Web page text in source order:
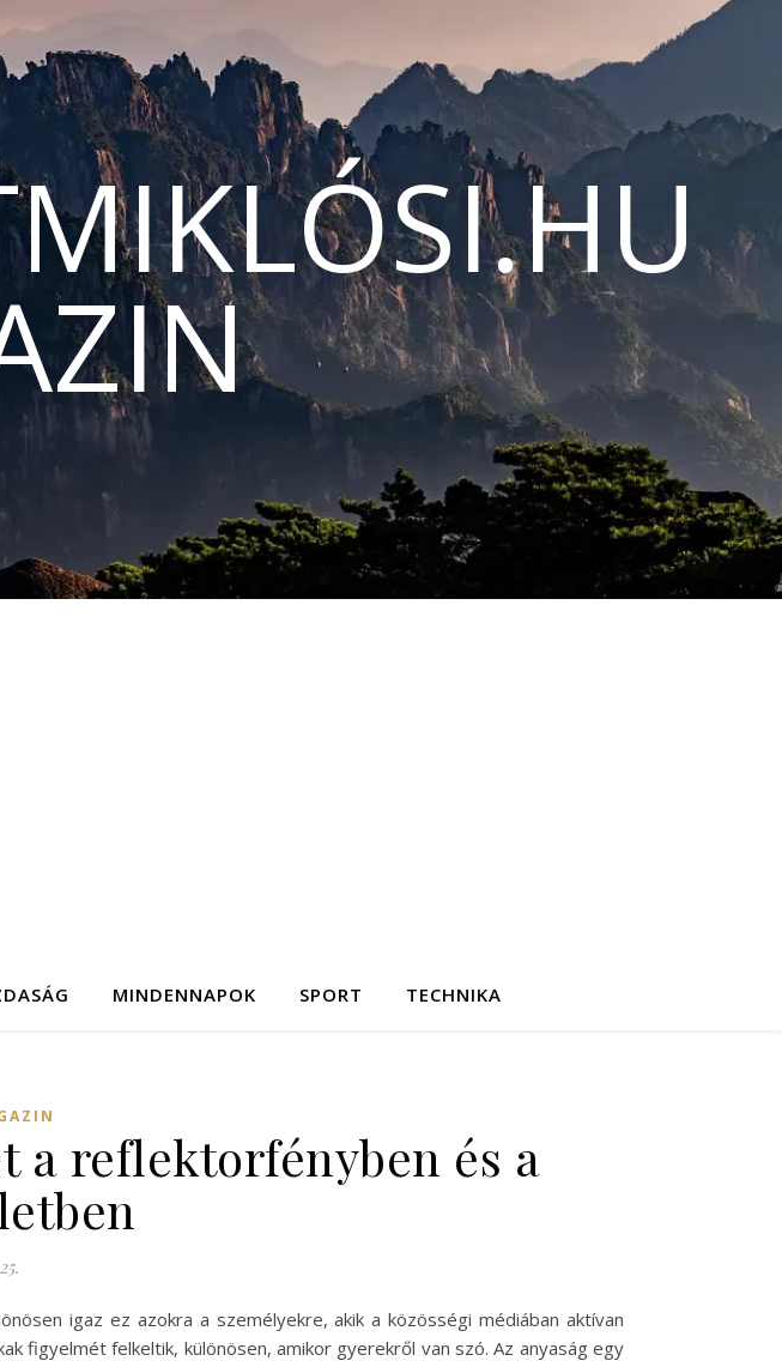
MINDENNAPOK SPORT TECHNIKA
a reflektorfényben és a
igaz ez azokra a személyekre, akik a közösségi médiában aktívan
figyelmét felkeltik, különösen, amikor gyerekről van szó. Az anyaság egy